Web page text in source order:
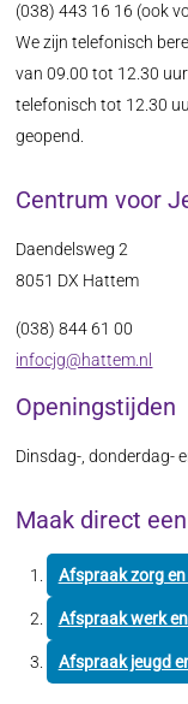
(038) 443 16 16 (ook
We zijn telefonisch
van 09.00 tot 12.30
telefonisch tot 12.30
geopend.
Centrum voor
Daendelsweg 2
8051 DX Hattem
(038) 844 61 00
infocjg@hattem.nl
Openingstijden
Dinsdag-, donderdag-
Maak direct
Afspraak zorg
Afspraak werk
Afspraak jeugd